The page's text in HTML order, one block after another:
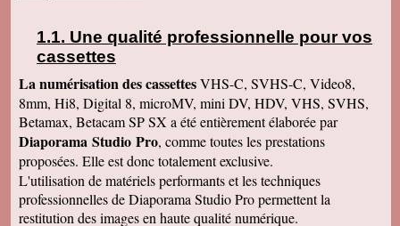
Une qualité professionnelle pour vos
cassettes
La numérisation des cassettesVHS-C, SVHS-C, Video8,
8mm, Hi8, Digital 8, microMV, mini DV, HDV, VHS, SVHS,
Betamax, Betacam SP SX a été entièrement élaborée par
Diaporama Studio Pro, comme toutes les prestations
proposées. Elle est donc totalement exclusive.
L'utilisation de matériels performants et les techniques
professionnelles de Diaporama Studio Pro permettent la
restitution des images en haute qualité numérique.